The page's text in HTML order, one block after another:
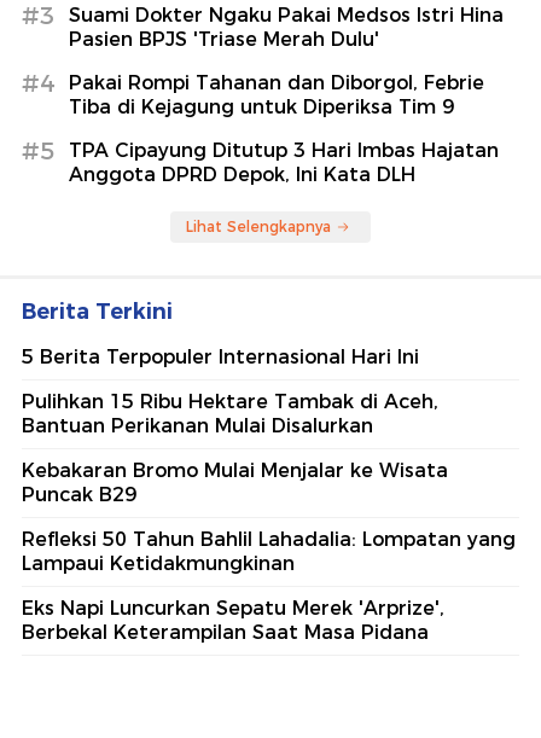
#3
Suami Dokter Ngaku Pakai Medsos Istri Hina
Pasien BPJS 'Triase Merah Dulu'
#4
Pakai Rompi Tahanan dan Diborgol, Febrie
Tiba di Kejagung untuk Diperiksa Tim 9
#5
TPA Cipayung Ditutup 3 Hari Imbas Hajatan
Anggota DPRD Depok, Ini Kata DLH
Lihat Selengkapnya
Berita Terkini
5 Berita Terpopuler Internasional Hari Ini
Pulihkan 15 Ribu Hektare Tambak di Aceh,
Bantuan Perikanan Mulai Disalurkan
Kebakaran Bromo Mulai Menjalar ke Wisata
Puncak B29
Refleksi 50 Tahun Bahlil Lahadalia: Lompatan yang
Lampaui Ketidakmungkinan
Eks Napi Luncurkan Sepatu Merek 'Arprize',
Berbekal Keterampilan Saat Masa Pidana